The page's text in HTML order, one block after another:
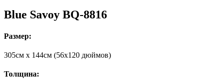
Blue Savoy BQ-8816
Размер:
305cм x 144cм (56х120 дюймов)
Толщина: